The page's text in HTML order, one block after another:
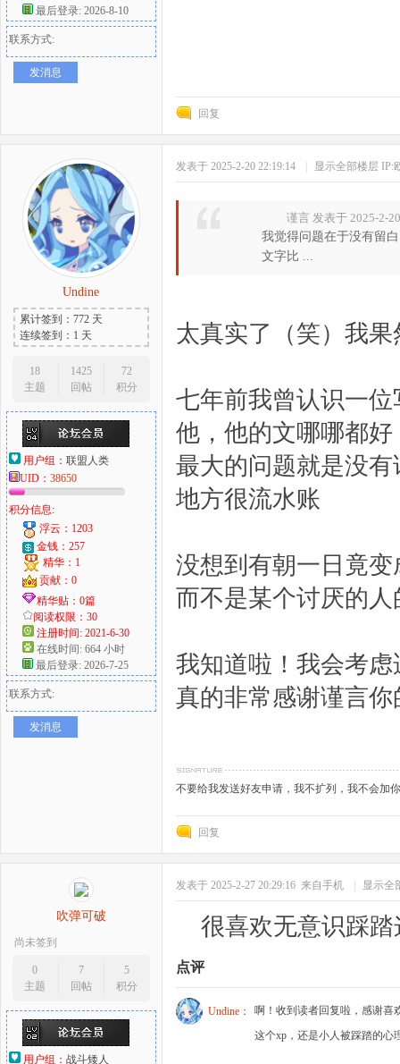
最后登录: 2026-8-10
联系方式:
发消息
回复
Undine
累计签到：772 天
连续签到：1 天
18
主题
1425
回帖
72
积分
用户组： 联盟人类
UID： 38650
积分信息:
浮云：1203
金钱：257
精华：1
贡献：0
精华贴：0篇
阅读权限：30
注册时间: 2021-6-30
在线时间: 664 小时
最后登录: 2026-7-25
联系方式:
发消息
发表于 2025-2-20 22:19:14 显示全部楼层 IP:
谨言 发表于 2025-2-
我觉得问题在于没有留
文字比 ...
太真实了（笑）我
七年前我曾认识一
他，他的文哪哪都好
最大的问题就是没
地方很流水账
没想到有朝一日竟
而不是某个讨厌的
我知道啦！我会考
真的非常感谢谨言你
不要给我发送好友申请，我不扩列，我不会加
回复
吹弹可破
尚未签到
0
主题
7
回帖
5
积分
用户组： 战斗矮人
发表于 2025-2-27 20:29:16 来自手机 显示全
很喜欢无意识踩
点评
Undine：
啊！收到读者回复啦，感谢喜
这个xp，还是小人被踩踏的